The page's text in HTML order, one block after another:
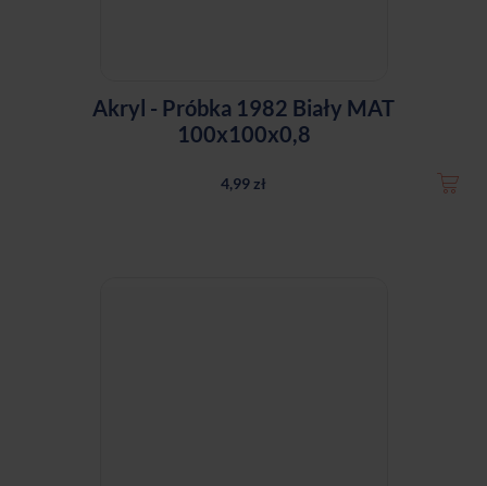
Akryl - Próbka 1982 Biały MAT
100x100x0,8
4,99 zł